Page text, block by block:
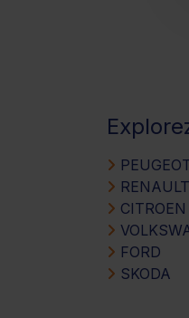
RENAULT
CITROEN
FORD
SKODA